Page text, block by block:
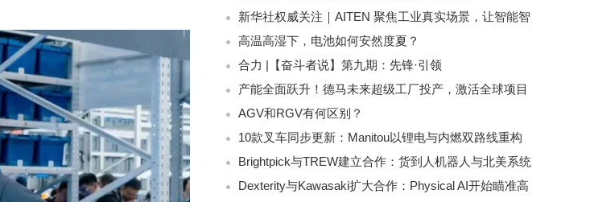
新华社权威关注｜AITEN 聚焦工业真实场景，让智能智
造落地千行制造
高温高湿下，电池如何安然度夏？
合力 |【奋斗者说】第九期：先锋·引领
产能全面跃升！德马未来超级工厂投产，激活全球项目
履约新动能
AGV和RGV有何区别？
10款叉车同步更新：Manitou以锂电与内燃双路线重构
工业车辆产品组合
Brightpick与TREW建立合作：货到人机器人与北美系统
集成能力加速结合
Dexterity与Kawasaki扩大合作：Physical AI开始瞄准高